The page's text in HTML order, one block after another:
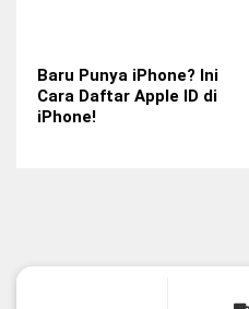
Baru Punya iPhone? Ini
Cara Daftar Apple ID di
iPhone!